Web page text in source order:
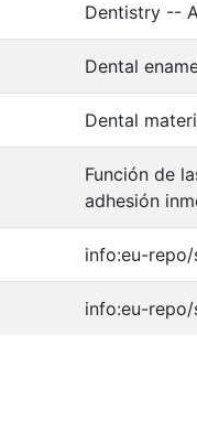
Dentistry --
Dental
Dental
Función de
adhesión
info:eu-
info:eu-